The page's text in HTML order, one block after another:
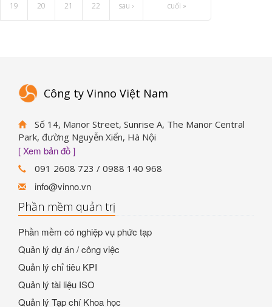
19 20 21 22 sau › cuối »
Công ty Vinno Việt Nam
Số 14, Manor Street, Sunrise A, The Manor Central
Park, đường Nguyễn Xiển, Hà Nội
[ Xem bản đồ ]
091 2608 723 / 0988 140 968
info@vinno.vn
Phần mềm quản trị
Phần mềm có nghiệp vụ phức tạp
Quản lý dự án / công việc
Quản lý chỉ tiêu KPI
Quản lý tài liệu ISO
Quản lý Tạp chí Khoa học